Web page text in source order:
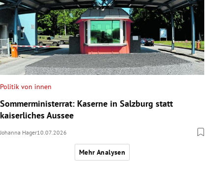
Politik von innen
Sommerministerrat: Kaserne in Salzburg statt
kaiserliches Aussee
Johanna Hager10.07.2026
Mehr Analysen